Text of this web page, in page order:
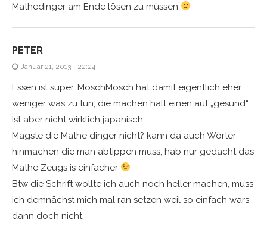
Mathedinger am Ende lösen zu müssen
PETER
Januar 21, 2013 - 22:24
Essen ist super, MoschMosch hat damit eigentlich eher
weniger was zu tun, die machen halt einen auf „gesund“.
Ist aber nicht wirklich japanisch.
Magste die Mathe dinger nicht? kann da auch Wörter
hinmachen die man abtippen muss, hab nur gedacht das
Mathe Zeugs is einfacher
Btw die Schrift wollte ich auch noch heller machen, muss
ich demnächst mich mal ran setzen weil so einfach wars
dann doch nicht.